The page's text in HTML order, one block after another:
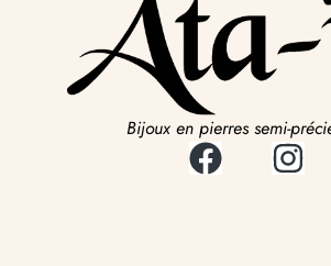
Bijoux en pierres semi-